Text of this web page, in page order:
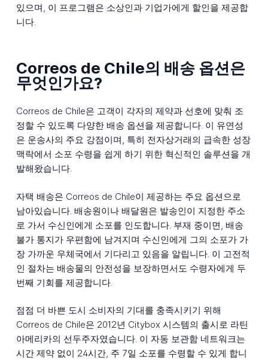
있으며, 이 프로그램은 소상인과 기업가에게 할인을 제공합
니다.
Correos de Chile의 배송 옵션은
무엇인가요?
Correos de Chile은 고객이 각자의 제약과 선호에 맞춰 조
정할 수 있도록 다양한 배송 옵션을 제공합니다. 이 유연성
은 운송사의 주요 강점이며, 특히 전자상거래의 급속한 성장
맥락에서 소포 수령을 쉽게 하기 위한 혁신적인 솔루션을 개
발해왔습니다.
자택 배송은 Correos de Chile이 제공하는 주요 옵션으로
남아있습니다. 배송원이나 배달원은 발송인이 지정한 주소
로 가서 수신인에게 소포를 인도합니다. 부재 중이면, 배송
불가 통지가 우편함에 남겨지며 수신인에게 그의 소포가 가
장 가까운 우체국에서 기다리고 있음을 알립니다. 이 고전적
인 절차는 배송물의 안전성을 보장하면서도 수령자에게 두
번째 기회를 제공합니다.
점점 더 바쁜 도시 소비자의 기대를 충족시키기 위해
Correos de Chile은 2012년 Citybox 시스템의 출시로 라틴
아메리카의 선두주자였습니다. 이 자동 보관함 네트워크는
시간 제약 없이 24시간, 주 7일 소포를 수령할 수 있게 합니